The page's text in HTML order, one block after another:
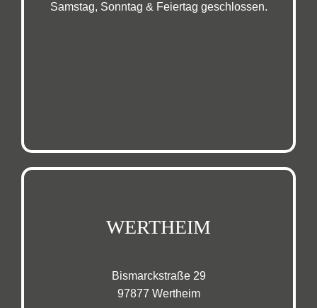
Samstag, Sonntag & Feiertag geschlossen.
WERTHEIM
Bismarckstraße 29
97877 Wertheim